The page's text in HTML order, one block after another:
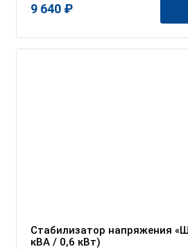
9 640 ₽
Стабилизатор напряжения
кВА / 0,6 кВт)